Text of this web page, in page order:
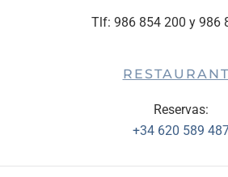
Tlf: 986 854 200 y 986
Reservas:
+34 620 589